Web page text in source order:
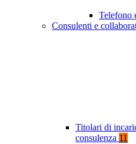
Telefono
Consulenti e
Titolari di
consulenza 11